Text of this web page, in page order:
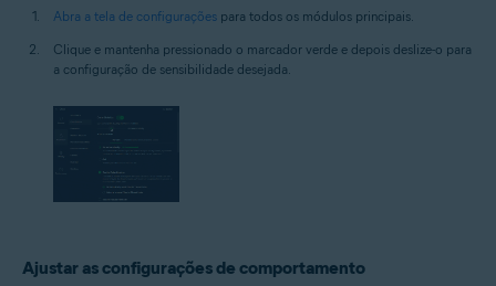
Abra a tela de configurações para todos os módulos principais.
Clique e mantenha pressionado o marcador verde e depois deslize-o para
a configuração de sensibilidade desejada.
Ajustar as configurações de comportamento